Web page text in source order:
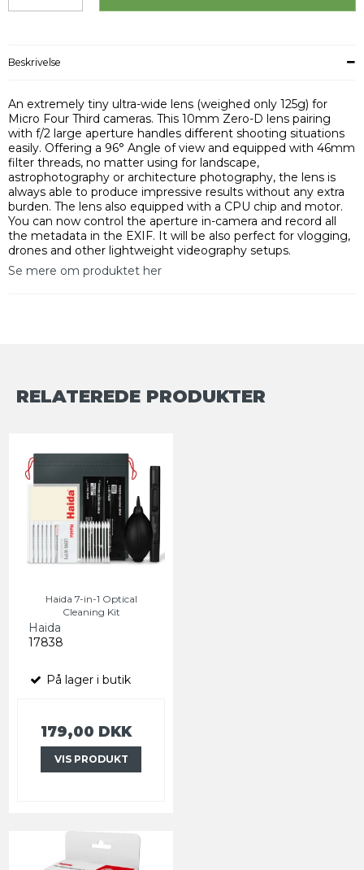
Beskrivelse
An extremely tiny ultra-wide lens (weighed only 125g) for
Micro Four Third cameras. This 10mm Zero-D lens pairing
with f/2 large aperture handles different shooting situations
easily. Offering a 96° Angle of view and equipped with 46mm
filter threads, no matter using for landscape,
astrophotography or architecture photography, the lens is
always able to produce impressive results without any extra
burden. The lens also equipped with a CPU chip and motor.
You can now control the aperture in-camera and record all
the metadata in the EXIF. It will be also perfect for vlogging,
drones and other lightweight videography setups.
Se mere om produktet her
RELATEREDE PRODUKTER
Haida 7-in-1 Optical
Cleaning Kit
Haida
17838
På lager i butik
179,00 DKK
VIS PRODUKT